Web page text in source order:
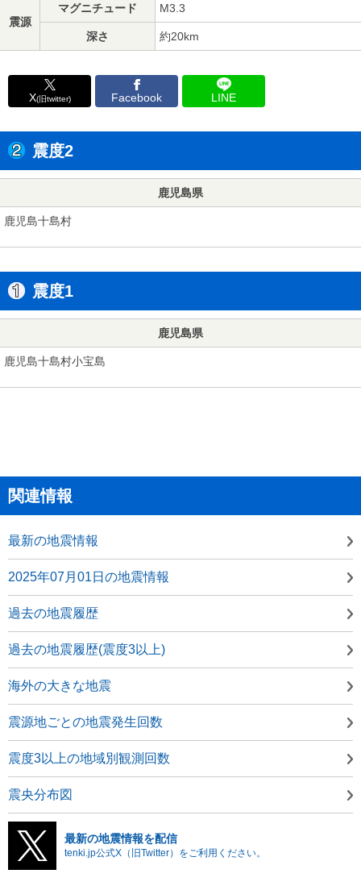
震源
マグニチュード M3.3
深さ 約20km
X(旧twitter) Facebook LINE
震度2
鹿児島県
鹿児島十島村
震度1
鹿児島県
鹿児島十島村小宝島
関連情報
最新の地震情報
2025年07月01日の地震情報
過去の地震履歴
過去の地震履歴(震度3以上)
海外の大きな地震
震源地ごとの地震発生回数
震度3以上の地域別観測回数
震央分布図
最新の地震情報を配信
tenki.jp公式X（旧Twitter）をご利用ください。